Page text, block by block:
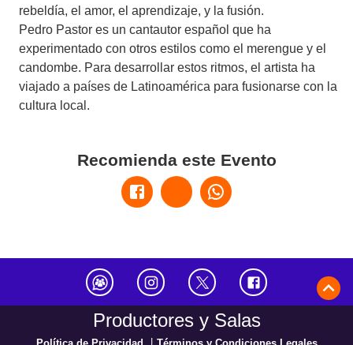
rebeldía, el amor, el aprendizaje, y la fusión.
Pedro Pastor es un cantautor español que ha
experimentado con otros estilos como el merengue y el
candombe. Para desarrollar estos ritmos, el artista ha
viajado a países de Latinoamérica para fusionarse con la
cultura local.
Recomienda este Evento
Productores y Salas